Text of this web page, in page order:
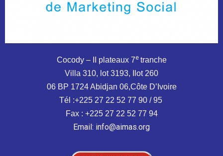
Cocody – II plateaux 7e tranche
Villa 310, lot 3193, Ilot 260
06 BP 1724 Abidjan 06,Côte D’Ivoire
Tél :+225 27 22 52 77 90 / 95
Fax : +225 27 22 52 77 94
Email: info@aimas.org